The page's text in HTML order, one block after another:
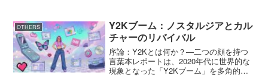
デルのノートＰＣ XPS M1...
OTHERS
Y2Kブーム：ノスタルジアとカル
チャーのリバイバル
序論：Y2Kとは何か？—二つの顔を持つ
言葉本レポートは、2020年代に世界的な
現象となった「Y2Kブーム」を多角的に